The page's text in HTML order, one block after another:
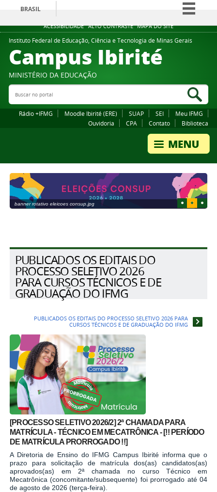
ACESSIBILIDADE ALTO CONTRASTE MAPA DO SITE
BRASIL
Simplifique!
Comunica BR
Participe
Legislação
Instituto Federal de Educação, Ciência e Tecnologia de Minas Gerais
Campus Ibirité
MINISTÉRIO DA EDUCAÇÃO
Buscar no portal
Rádio +IFMG Moodle Ibirité (ERE) SUAP SEI
Meu IFMG
Ouvidoria
CPA Contato Biblioteca
banner rotativo eleicoes consup.jpg
PUBLICADOS OS EDITAIS DO
PROCESSO SELETIVO 2026
PARA CURSOS TÉCNICOS E DE
GRADUAÇÃO DO IFMG
PUBLICADOS OS EDITAIS DO PROCESSO SELETIVO 2026 PARA
CURSOS TÉCNICOS E DE GRADUAÇÃO DO IFMG
[PROCESSO SELETIVO 2026/2] 2ª CHAMADA PARA
MATRÍCULA - TÉCNICO EM MECATRÔNICA - [!! PERÍODO
DE MATRÍCULA PRORROGADO !!]
A Diretoria de Ensino do IFMG Campus Ibirité informa que o
prazo para solicitação de matrícula dos(as) candidatos(as)
aprovados(as) em 2ª chamada no curso Técnico em
Mecatrônica (concomitante/subsequente) foi prorrogado até 04
de agosto de 2026 (terça-feira).